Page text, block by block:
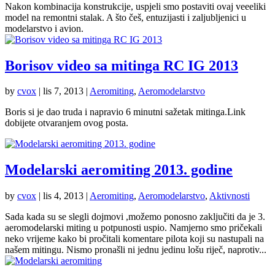
Nakon kombinacija konstrukcije, uspjeli smo postaviti ovaj veeeliki
model na remontni stalak. A što češ, entuzijasti i zaljubljenici u
modelarstvo i avion.
Borisov video sa mitinga RC IG 2013
by cvox | lis 7, 2013 | Aeromiting, Aeromodelarstvo
Boris si je dao truda i napravio 6 minutni sažetak mitinga.Link
dobijete otvaranjem ovog posta.
Modelarski aeromiting 2013. godine
by cvox | lis 4, 2013 | Aeromiting, Aeromodelarstvo, Aktivnosti
Sada kada su se slegli dojmovi ,možemo ponosno zaključiti da je 3.
aeromodelarski miting u potpunosti uspio. Namjerno smo pričekali
neko vrijeme kako bi pročitali komentare pilota koji su nastupali na
našem mitingu. Nismo pronašli ni jednu jedinu lošu riječ, naprotiv...